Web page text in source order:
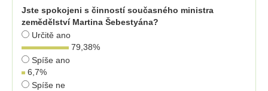
Jste spokojeni s činností současného ministra
zemědělství Martina Šebestyána?
Určitě ano
79,38%
Spíše ano
6,7%
Spíše ne